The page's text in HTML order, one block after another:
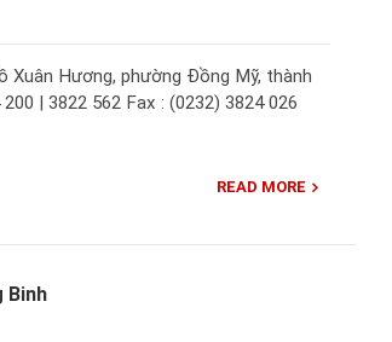
Xuân Hương, phường Đồng Mỹ, thành
| 3822 562 Fax : (0232) 3824 026
READ MORE
Binh